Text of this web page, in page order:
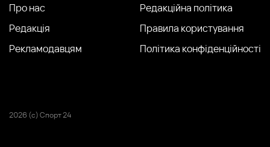
Про нас
Редакція
Рекламодавцям
Редакційна політика
Правила користування
Політика конфіденційності
2026 (с) Спорт 24